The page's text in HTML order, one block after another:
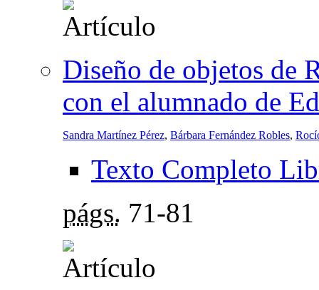
Diseño de objetos de
con el alumnado de
Sandra Martínez Pérez, Bárbara Fernández Robles,
Texto Completo
págs. 71-81